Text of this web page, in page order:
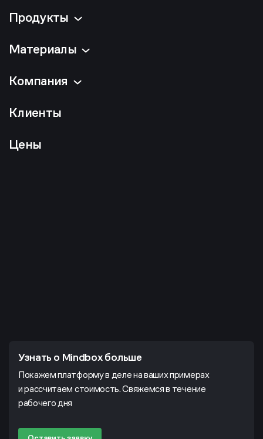
Продукты
Материалы
Компания
Клиенты
Цены
Узнать о Mindbox больше
Покажем платформу в деле на ваших примерах
и рассчитаем стоимость. Свяжемся в течение
рабочего дня